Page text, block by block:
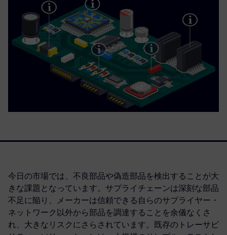
今日の市場では、不良部品や偽造部品を検出することが大
きな課題となっています。サプライチェーンは深刻な部品
不足に陥り、メーカーは信頼できる自らのサプライヤー・
ネットワーク以外から部品を調達することを余儀なくさ
れ、大きなリスクにさらされています。既存のトレーサビ